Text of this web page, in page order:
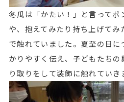
冬瓜は「かたい！」と言ってポ
や、抱えてみたり持ち上げて
で触れていました。夏至の日
かりやすく伝え、子どもたち
り取りをして装飾に触れていき